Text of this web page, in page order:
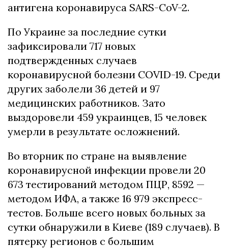
антигена коронавируса SARS-CoV-2.
По Украине за последние сутки
зафиксировали 717 новых
подтвержденных случаев
коронавирусной болезни COVID-19. Среди
других заболели 36 детей и 97
медицинских работников. Зато
выздоровели 459 украинцев, 15 человек
умерли в результате осложнений.
Во вторник по стране на выявление
коронавирусной инфекции провели 20
673 тестирований методом ПЦР, 8592 —
методом ИФА, а также 16 979 экспресс-
тестов. Больше всего новых больных за
сутки обнаружили в Киеве (189 случаев). В
пятерку регионов с большим